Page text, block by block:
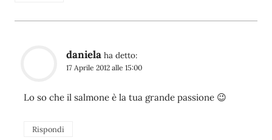
daniela ha detto:
17 Aprile 2012 alle 15:00
Lo so che il salmone è la tua grande passione 😉
Rispondi